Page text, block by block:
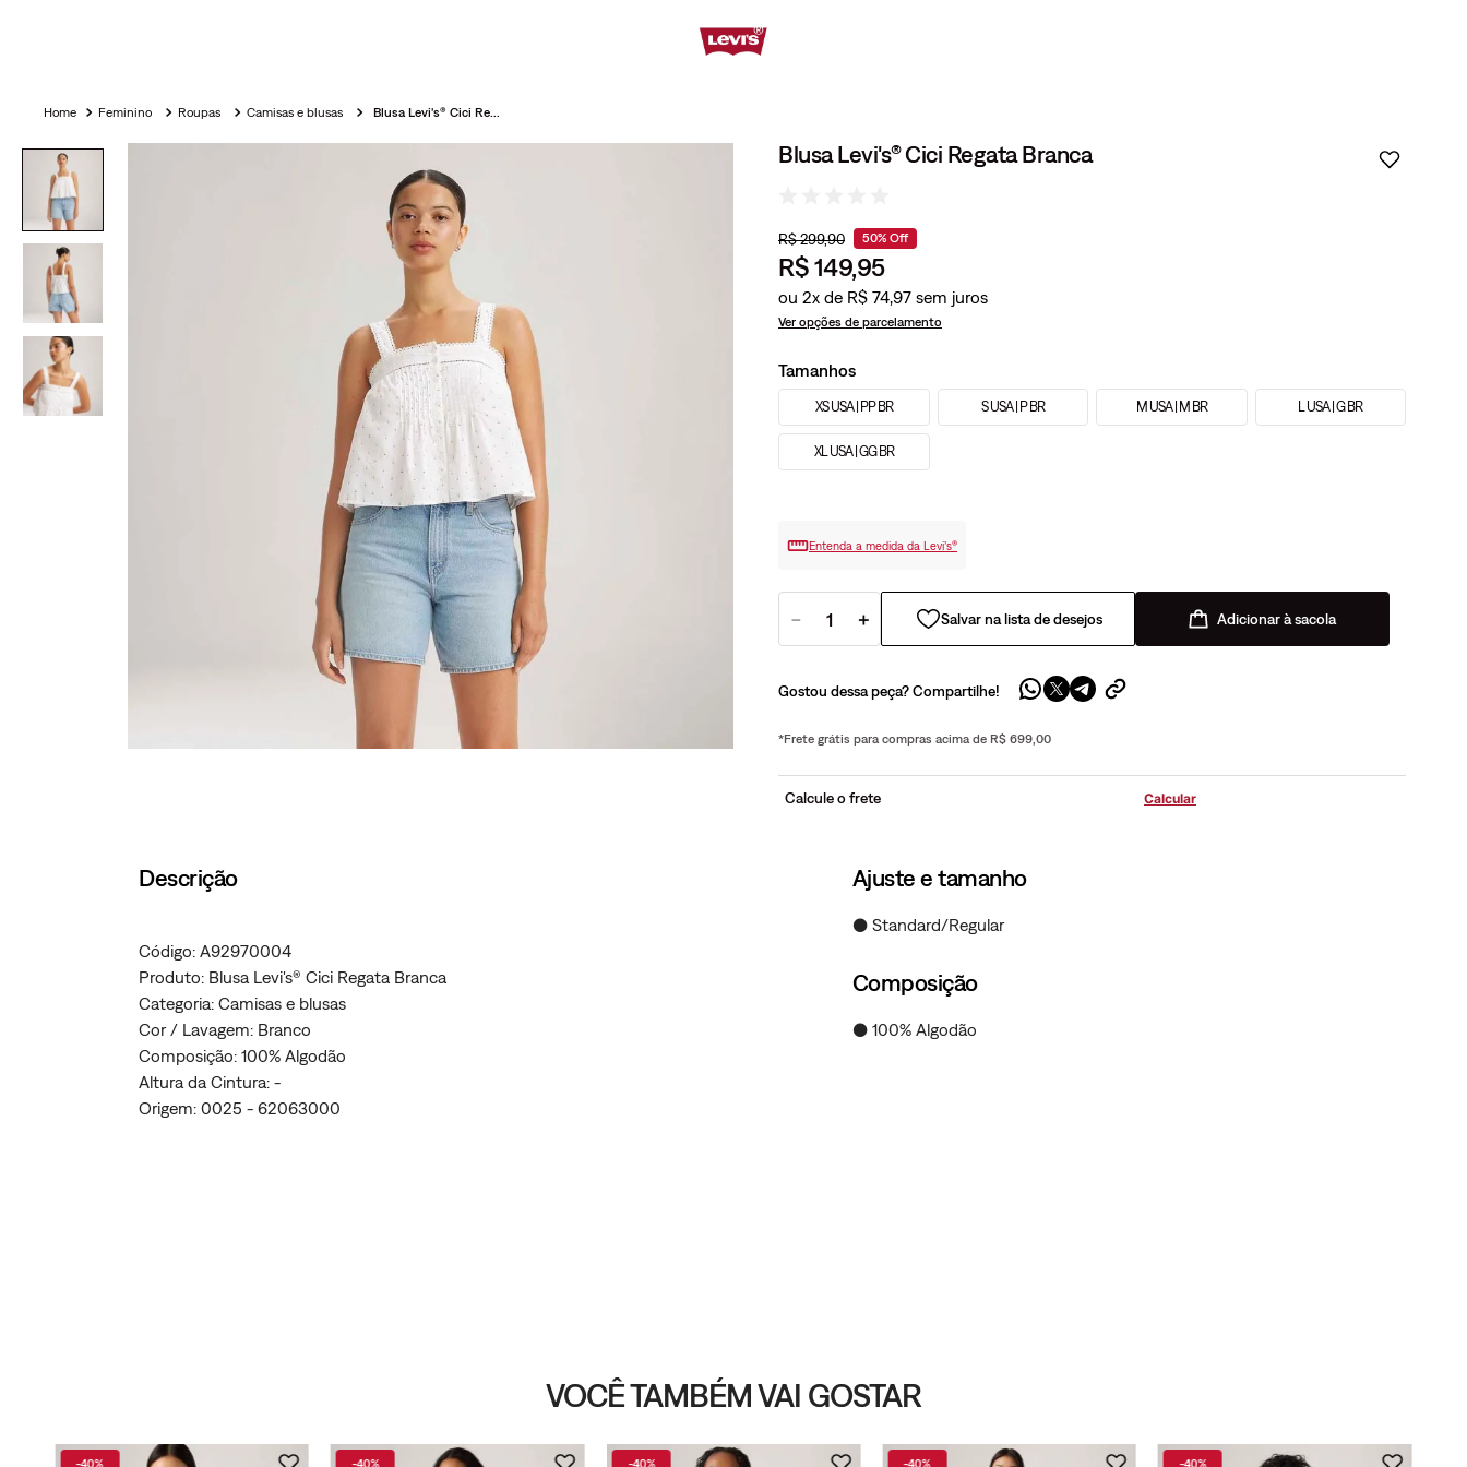
Feminino Roupas Camisas e blusas Blusa Levi's® Cici Regata Branca
Blusa Levi's® Cici Regata Branca
R$299,90 50% Off
R$149,95
ou 2x de R$ 74,97
Ver opções de parcelamento
Tamanhos
XS USA | PP BR S USA | P BR M USA | M BR L USA | G BR
XL USA | GG BR
Entenda a medida da Levi’s®
＋
－ Adicionar à sacola
Gostou dessa peça? Compartilhe!
*Frete grátis para compras acima de R$ 699,00
Calcule o frete
Descrição
Código: A92970004
Produto: Blusa Levi's® Cici Regata Branca
Categoria: Camisas e blusas
Cor / Lavagem: Branco
Composição: 100% Algodão
Altura da Cintura: -
Origem: 0025 - 62063000
Ajuste e tamanho
● Standard/Regular
Composição
● 100% Algodão
VOCÊ TAMBÉM VAI GOSTAR
-40% -40% -40% -40% -40%